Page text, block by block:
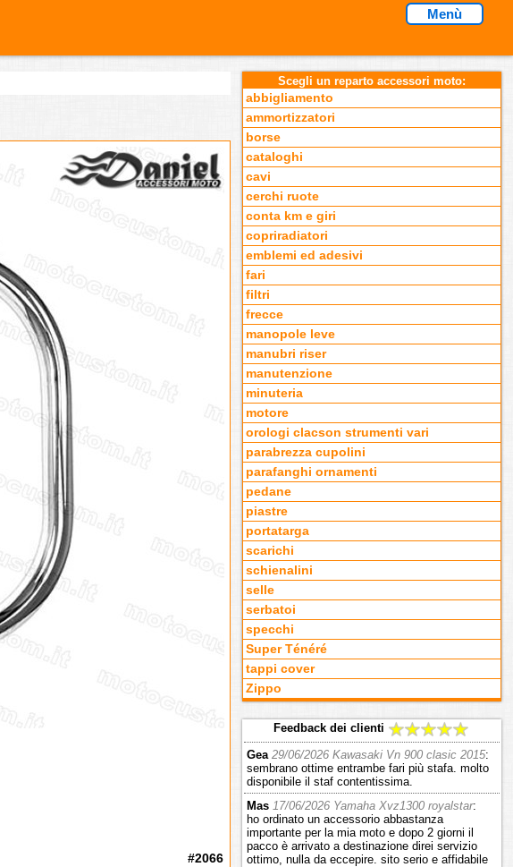
Menù
#2066
Scegli un reparto accessori moto:
abbigliamento
ammortizzatori
borse
cataloghi
cavi
cerchi ruote
conta km e giri
copriradiatori
emblemi ed adesivi
fari
filtri
frecce
manopole leve
manubri riser
manutenzione
minuteria
motore
orologi clacson strumenti vari
parabrezza cupolini
parafanghi ornamenti
pedane
piastre
portatarga
scarichi
schienalini
selle
serbatoi
specchi
Super Ténéré
tappi cover
Zippo
Feedback dei clienti
Gea 29/06/2026 Kawasaki Vn 900 clasic 2015:
sembrano ottime entrambe fari più stafa. molto
disponibile il staf contentissima.
Mas 17/06/2026 Yamaha Xvz1300 royalstar:
ho ordinato un accessorio abbastanza
importante per la mia moto e dopo 2 giorni il
pacco è arrivato a destinazione direi servizio
ottimo, nulla da eccepire. sito serio e affidabile